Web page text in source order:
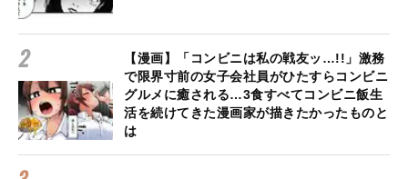
【漫画】「コンビニは私の戦友ッ…!!」激務
で限界寸前の女子会社員がひたすらコンビニ
グルメに癒される…3食すべてコンビニ飯生
活を続けてきた漫画家が描きたかったものと
は